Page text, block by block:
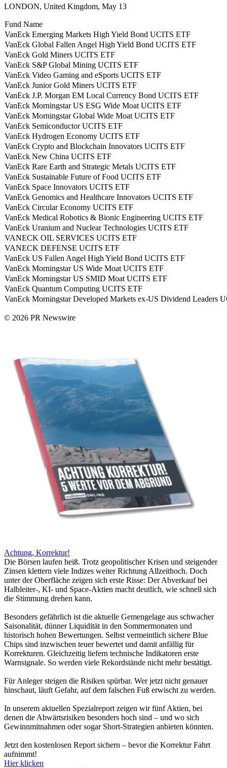
LONDON, United Kingdom, May 13
Fund Name
VanEck Emerging Markets High Yield Bond UCITS ETF
VanEck Global Fallen Angel High Yield Bond UCITS ETF
VanEck Gold Miners UCITS ETF
VanEck S&P Global Mining UCITS ETF
VanEck Video Gaming and eSports UCITS ETF
VanEck Junior Gold Miners UCITS ETF
VanEck J.P. Morgan EM Local Currency Bond UCITS ETF
VanEck Morningstar US ESG Wide Moat UCITS ETF
VanEck Morningstar Global Wide Moat UCITS ETF
VanEck Semiconductor UCITS ETF
VanEck Hydrogen Economy UCITS ETF
VanEck Crypto and Blockchain Innovators UCITS ETF
VanEck New China UCITS ETF
VanEck Rare Earth and Strategic Metals UCITS ETF
VanEck Sustainable Future of Food UCITS ETF
VanEck Space Innovators UCITS ETF
VanEck Genomics and Healthcare Innovators UCITS ETF
VanEck Circular Economy UCITS ETF
VanEck Medical Robotics & Bionic Engineering UCITS ETF
VanEck Uranium and Nuclear Technologies UCITS ETF
VANECK OIL SERVICES UCITS ETF
VANECK DEFENSE UCITS ETF
VanEck US Fallen Angel High Yield Bond UCITS ETF
VanEck Morningstar US Wide Moat UCITS ETF
VanEck Morningstar US SMID Moat UCITS ETF
VanEck Quantum Computing UCITS ETF
VanEck Morningstar Developed Markets ex-US Dividend Leaders
© 2026 PR Newswire
Achtung, Korrektur!
Die Börsen laufen heiß. Trotz geopolitischer Krisen und steigender
Zinsen klettern viele Indizes weiter Richtung Allzeithoch. Doch
unter der Oberfläche zeigen sich erste Risse: Der Abverkauf bei
Halbleiter-, KI- und Space-Aktien macht deutlich, wie schnell sich
die Stimmung drehen kann.
Besonders gefährlich ist die aktuelle Gemengelage aus schwacher
Saisonalität, dünner Liquidität in den Sommermonaten und
historisch hohen Bewertungen. Selbst vermeintlich sichere Blue
Chips sind inzwischen teuer bewertet und damit anfällig für
Korrekturen. Gleichzeitig liefern technische Indikatoren erste
Warnsignale. So werden viele Rekordstände nicht mehr bestätigt.
Für Anleger steigen die Risiken spürbar. Wer jetzt nicht genauer
hinschaut, läuft Gefahr, auf dem falschen Fuß erwischt zu werden.
In unserem aktuellen Spezialreport zeigen wir fünf Aktien, bei
denen die Abwärtsrisiken besonders hoch sind – und wo sich
Gewinnmitnahmen oder sogar Short-Strategien anbieten könnten.
Jetzt den kostenlosen Report sichern – bevor die Korrektur Fahrt
aufnimmt!
Hier klicken